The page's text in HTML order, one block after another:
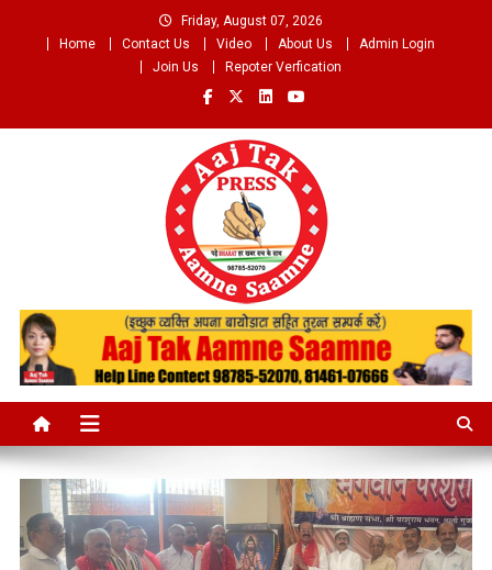
Friday, August 07, 2026
Home
Contact Us Video About Us
Admin Login
Join Us
Repoter Verfication
Aaj Tak Aamne Saamne.com